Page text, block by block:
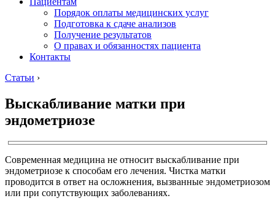
Порядок оплаты медицинских услуг
Подготовка к сдаче анализов
Получение результатов
О правах и обязанностях пациента
Контакты
Статьи ›
Выскабливание матки при
эндометриозе
Современная медицина не относит выскабливание при
эндометриозе к способам его лечения. Чистка матки
проводится в ответ на осложнения, вызванные эндометриозом
или при сопутствующих заболеваниях.